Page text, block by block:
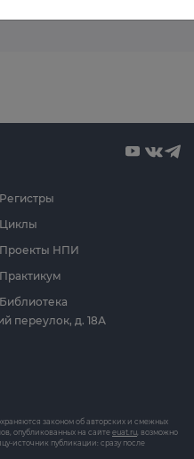
Циклы
Проекты НПИ
Практикум
Библиотека
Регистры
переулок, д. 18А
законом об авторских и смежных
опубликованных на сайте euat.ru, возможно
источник публикации: сразу после